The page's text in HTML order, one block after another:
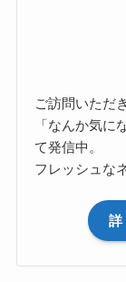
ご訪問いただ
「なんか気に
て発信中。
フレッシュな
詳